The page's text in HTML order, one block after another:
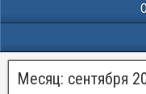
Месяц: сентября